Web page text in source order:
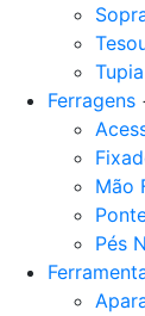
Ferragens
Mão
Pés